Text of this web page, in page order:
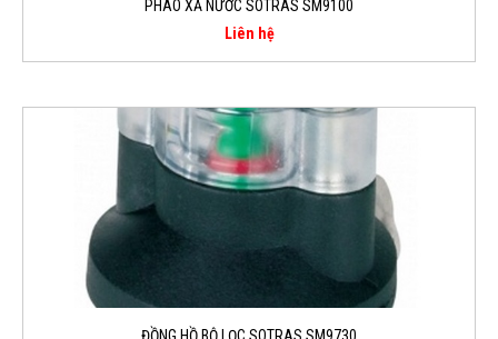
PHAO XẢ NƯỚC SOTRAS SM9100
Liên hệ
ĐỒNG HỒ BỘ LỌC SOTRAS SM9730